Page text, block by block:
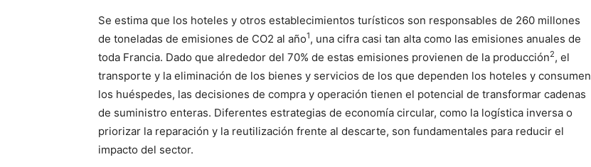
Se estima que los hoteles y otros establecimientos turísticos son responsables de 260 millones
de toneladas de emisiones de CO2 al año1, una cifra casi tan alta como las emisiones anuales de
toda Francia. Dado que alrededor del 70% de estas emisiones provienen de la producción2, el
transporte y la eliminación de los bienes y servicios de los que dependen los hoteles y consumen
los huéspedes, las decisiones de compra y operación tienen el potencial de transformar cadenas
de suministro enteras. Diferentes estrategias de economía circular, como la logística inversa o
priorizar la reparación y la reutilización frente al descarte, son fundamentales para reducir el
impacto del sector.